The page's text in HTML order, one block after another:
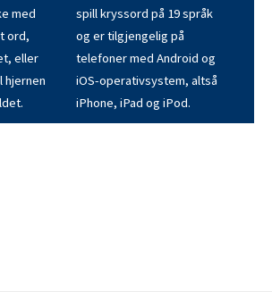
med
ord,
eller
hjernen
spill kryssord på 19 språk
og er tilgjengelig på
telefoner med Android og
iOS-operativsystem, altså
iPhone, iPad og iPod.